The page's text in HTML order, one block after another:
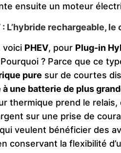
ensuite un moteur
: L’hybride rechargeable,
voici PHEV, pour Plug-in
? Parce que ce
pure sur de courtes
à une batterie de plus
thermique prend le
sur une prise de
veulent bénéficier des
conservant la flexibilité